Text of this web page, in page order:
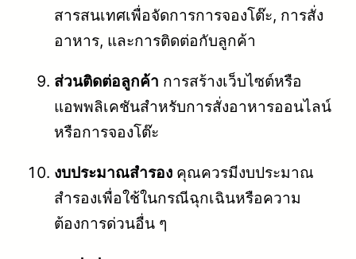
สารสนเทศเพื่อจัดการการจองโต๊ะ, การสั่ง
อาหาร, และการติดต่อกับลูกค้า
ส่วนติดต่อลูกค้า การสร้างเว็บไซต์หรือ
แอพพลิเคชันสำหรับการสั่งอาหารออนไลน์
หรือการจองโต๊ะ
งบประมาณสำรอง คุณควรมีงบประมาณ
สำรองเพื่อใช้ในกรณีฉุกเฉินหรือความ
ต้องการด่วนอื่น ๆ